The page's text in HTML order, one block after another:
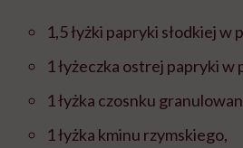
1,5 łyżki papryki słodkiej w
1 łyżeczka ostrej papryki w
1 łyżka czosnku
1 łyżka kminu rzymskiego,